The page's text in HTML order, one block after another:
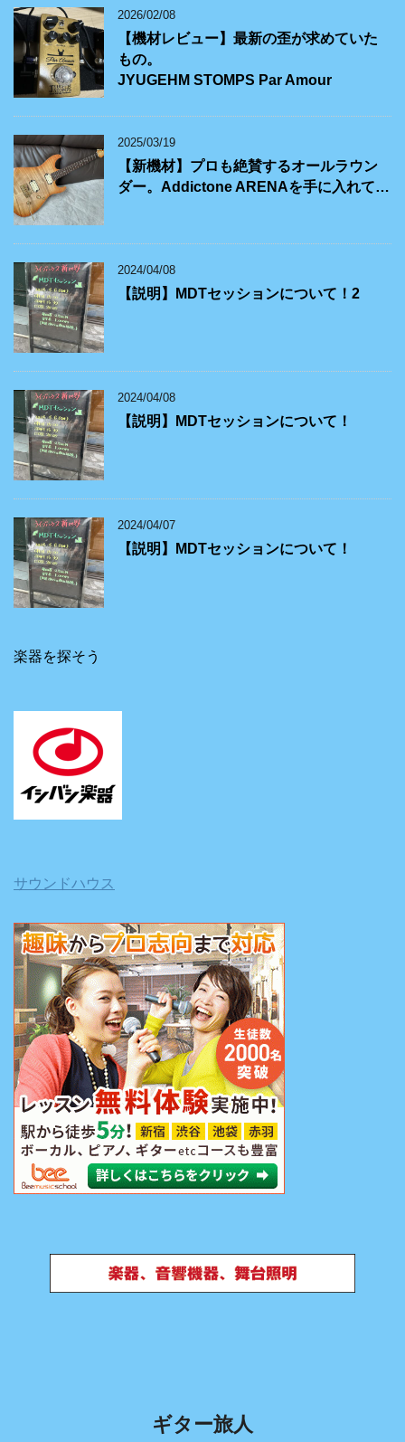
2026/02/08
【機材レビュー】最新の歪が求めていた
もの。
JYUGEHM STOMPS Par Amour
2025/03/19
【新機材】プロも絶賛するオールラウン
ダー。Addictone ARENAを手に入れて…
2024/04/08
【説明】MDTセッションについて！2
2024/04/08
【説明】MDTセッションについて！
2024/04/07
【説明】MDTセッションについて！
楽器を探そう
サウンドハウス
ギター旅人